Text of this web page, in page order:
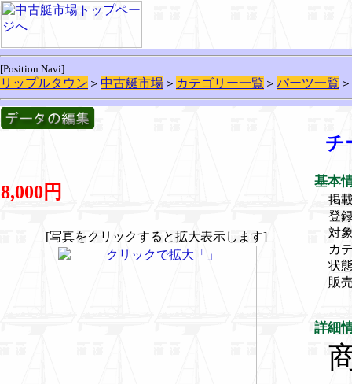
[Position Navi]
リップルタウン ＞ 中古艇市場 ＞ カテゴリー一覧 ＞ パーツ一覧
チ
8,000円
基本
掲
登
対
カ
状
販
詳細
[写真をクリックすると拡大表示します]